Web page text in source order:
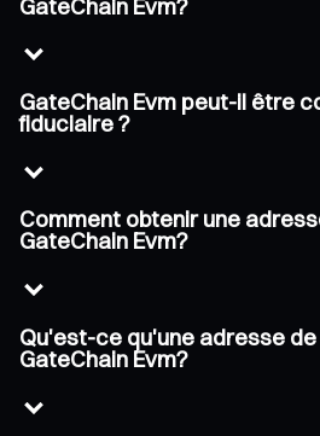
GateChain Evm?
GateChain Evm peut-il être
fiduciaire ?
Comment obtenir une
GateChain Evm?
Qu'est-ce qu'une adresse
GateChain Evm?